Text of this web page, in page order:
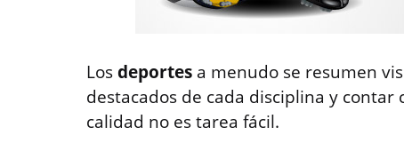
Losdeportes a menudo se resumen
destacados de cada disciplina y
calidad no es tarea fácil.